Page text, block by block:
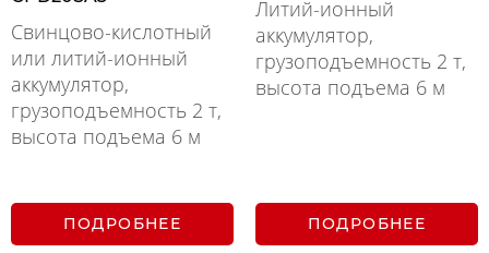
Свинцово-кислотный
или литий-ионный
аккумулятор,
грузоподъемность 2 т,
высота подъема 6 м
ПОДРОБНЕЕ
Литий-ионный
аккумулятор,
грузоподъемность 2 т,
высота подъема 6 м
ПОДРОБНЕЕ